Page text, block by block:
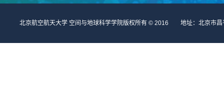
北京航空航天大学 空间与地球科学学院版权所有 © 2016 地址：北京